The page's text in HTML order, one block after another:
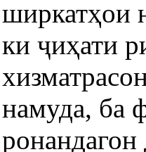
ширкатҳои
ки ҷиҳати
намуда, ба